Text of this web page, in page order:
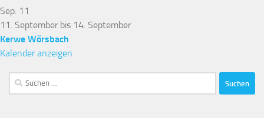
Sep. 11
11. September bis 14. September
Kerwe Wörsbach
Kalender anzeigen
Suchen
nach: